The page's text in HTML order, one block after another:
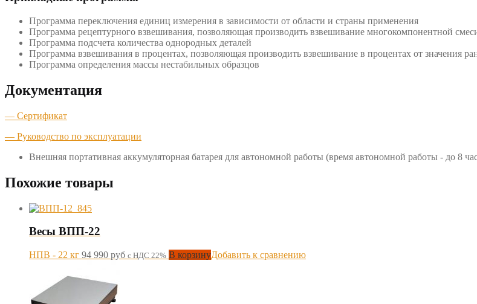
Программа переключения единиц измерения в зависимости от области и страны применения
Программа рецептурного взвешивания, позволяющая производить взвешивание многокомпонентной
Программа подсчета количества однородных деталей
Программа взвешивания в процентах, позволяющая производить взвешивание в процентах от значения
Программа определения массы нестабильных образцов
Документация
— Сертификат
— Руководство по эксплуатации
Внешняя портативная аккумуляторная батарея для автономной работы (время автономной работы - до 8
Похожие товары
Весы ВПП-22
НПВ - 22 кг 94 990 руб с НДС 22% В корзинуДобавить к сравнению